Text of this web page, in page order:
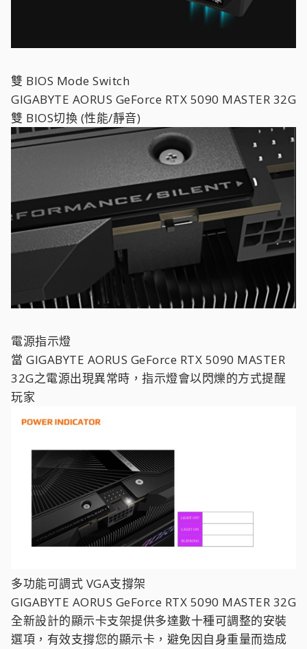
雙 BIOS Mode Switch
GIGABYTE AORUS GeForce RTX 5090 MASTER 32G
雙 BIOS切換 (性能/靜音)
電源指示燈
當 GIGABYTE AORUS GeForce RTX 5090 MASTER
32G之電源出現異常時，指示燈會以閃爍的方式提醒
玩家
多功能可調式 VGA支撐架
GIGABYTE AORUS GeForce RTX 5090 MASTER 32G
全新設計的顯示卡支架提供多達數十種可調整的安裝
選項，有效支撐您的顯示卡，避免因自身重量而造成